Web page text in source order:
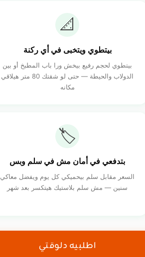
📐
بيتطوي ويتخبى في أي ركنة
بيتطوي لحجم رفيع بيخش ورا باب المطبخ أو بين
الدولاب والحيطة — حتى لو شقتك 80 متر هيلاقي
مكانه
🏷️
بتدفعي في أمان مش في سلم وبس
السعر مقابل سلم بيحميكي كل يوم ويفضل معاكي
سنين — مش سلم بلاستيك هيتكسر بعد شهر
اطلبيه دلوقتي